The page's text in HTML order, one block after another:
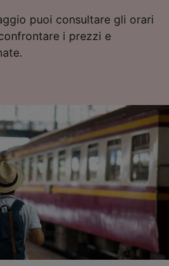
puoi consultare gli orari
i prezzi e